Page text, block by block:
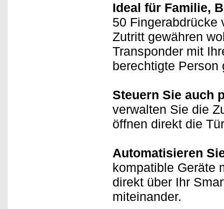
Ideal für Familie,
50 Fingerabdrücke
Zutritt gewähren
Transponder mit
berechtigte Person
Steuern Sie auch
verwalten Sie die
öffnen direkt die
Automatisieren
kompatible Geräte
direkt über Ihr
miteinander.